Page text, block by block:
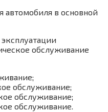
обслуживание
обслуживание;
обслуживание;
обслуживание.